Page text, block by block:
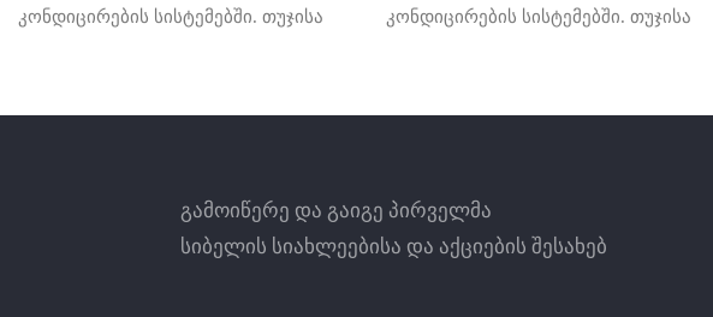
კონდიცირების სისტემებში. თუჯისა
სამი სიჩქარით, - ერთფაზიან
ვერსიაში, ხოლო ორი სიჩქარით
კონდიცირების სისტემებში. თუჯისა
სამი სიჩქარით, - ერთფაზიან
ვერსიაში, ხოლო ორი სიჩქარით
გამოიწერე და გაიგე პირველმა
სიბელის სიახლეებისა და აქციების შესახებ